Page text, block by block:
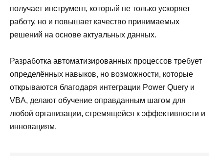
получает инструмент, который не только ускоряет
работу, но и повышает качество принимаемых
решений на основе актуальных данных.
Разработка автоматизированных процессов требует
определённых навыков, но возможности, которые
открываются благодаря интеграции Power Query и
VBA, делают обучение оправданным шагом для
любой организации, стремящейся к эффективности и
инновациям.